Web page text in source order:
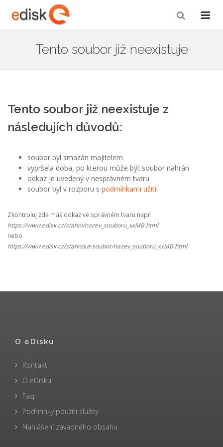
Tento soubor již neexistuje
Tento soubor již neexistuje z
následujích důvodů:
soubor byl smazán majitelem
vypršela doba, po kterou může být soubor nahrán
odkaz je uvedený v nesprávném tvaru
soubor byl v rozporu s podmínkami užití.
Zkontroluj zda máš odkaz ve správném tvaru např.
https://www.edisk.cz/stahni/nazev_souboru_xxMB.html
nebo
https://www.edisk.cz/stahnout-soubor/nazev_souboru_xxMB.html
O eDisku
Kontakt
O eDisku
Faq
Podmínky použití služby
Nahlášení závadného obsahu